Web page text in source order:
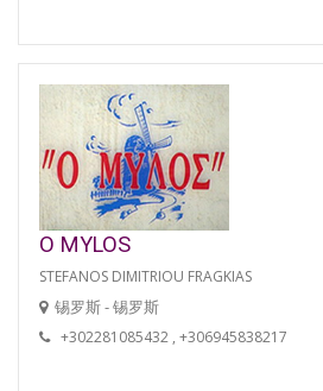
O MYLOS
STEFANOS DIMITRIOU FRAGKIAS
锡罗斯 - 锡罗斯
+302281085432 , +306945838217